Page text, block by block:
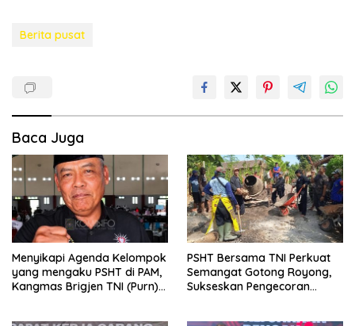
Berita pusat
Baca Juga
Menyikapi Agenda Kelompok
yang mengaku PSHT di PAM,
Kangmas Brigjen TNI (Purn)
PSHT Bersama TNI Perkuat
Semangat Gotong Royong,
Sukseskan Pengecoran